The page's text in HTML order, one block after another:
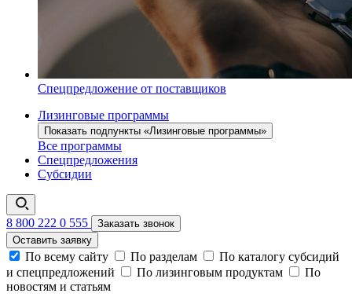
Спецпредложение от поставщиков
Лизинговые программы
Показать подпункты «Лизинговые программы»
Все программы
Спецпредложения
Субсидии
8 800 222 0 555
Заказать звонок
Оставить заявку
По всему сайту По разделам
По каталогу субсидий
и спецпредложений
По лизинговым продуктам
По
новостям и статьям